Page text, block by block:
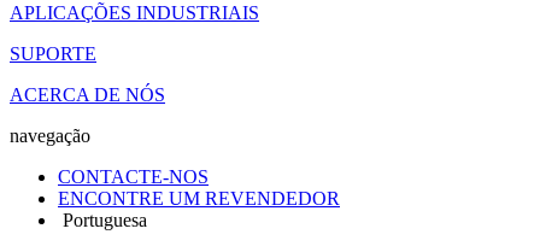
APLICAÇÕES INDUSTRIAIS
SUPORTE
ACERCA DE NÓS
navegação
CONTACTE-NOS
ENCONTRE UM REVENDEDOR
Portuguesa